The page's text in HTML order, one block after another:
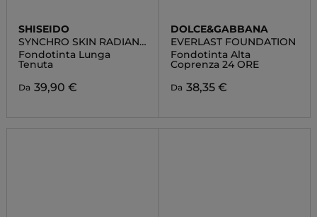
SHISEIDO
SYNCHRO SKIN RADIANT
LIFTING
Fondotinta Lunga
Tenuta
Da 39,90 €
DOLCE&GABBANA
EVERLAST FOUNDATION
Fondotinta Alta
Coprenza 24 ORE
Da 38,35 €